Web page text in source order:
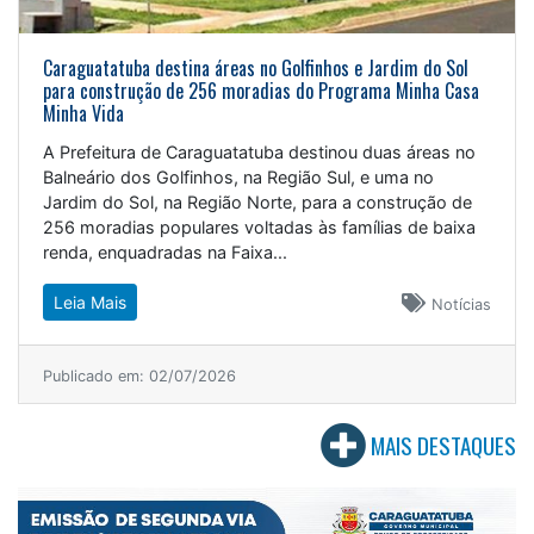
Caraguatatuba destina áreas no Golfinhos e Jardim do Sol
para construção de 256 moradias do Programa Minha Casa
Minha Vida
A Prefeitura de Caraguatatuba destinou duas áreas no
Balneário dos Golfinhos, na Região Sul, e uma no
Jardim do Sol, na Região Norte, para a construção de
256 moradias populares voltadas às famílias de baixa
renda, enquadradas na Faixa...
Notícias
Leia Mais
Publicado em: 02/07/2026
MAIS DESTAQUES